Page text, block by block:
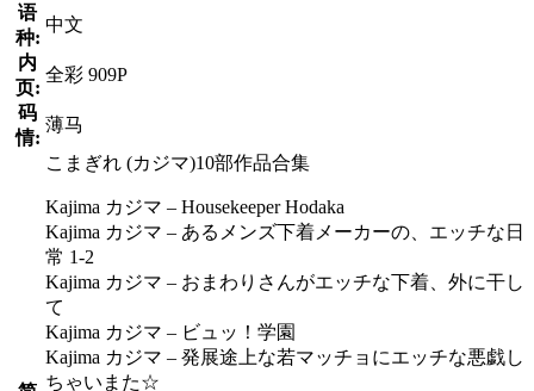
语
种:
中文
内
页:
全彩 909P
码
情:
薄马
こまぎれ (カジマ)10部作品合集
Kajima カジマ – Housekeeper Hodaka
Kajima カジマ – あるメンズ下着メーカーの、エッチな日
常 1-2
Kajima カジマ – おまわりさんがエッチな下着、外に干し
て
Kajima カジマ – ビュッ！学園
Kajima カジマ – 発展途上な若マッチョにエッチな悪戯し
ちゃいまた☆